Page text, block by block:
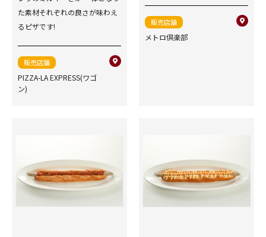
た素材それぞれの良さが味わえ
るピザです!
販売店舗
PIZZA-LA EXPRESS(ワゴ
ン)
販売店舗
メトロ倶楽部